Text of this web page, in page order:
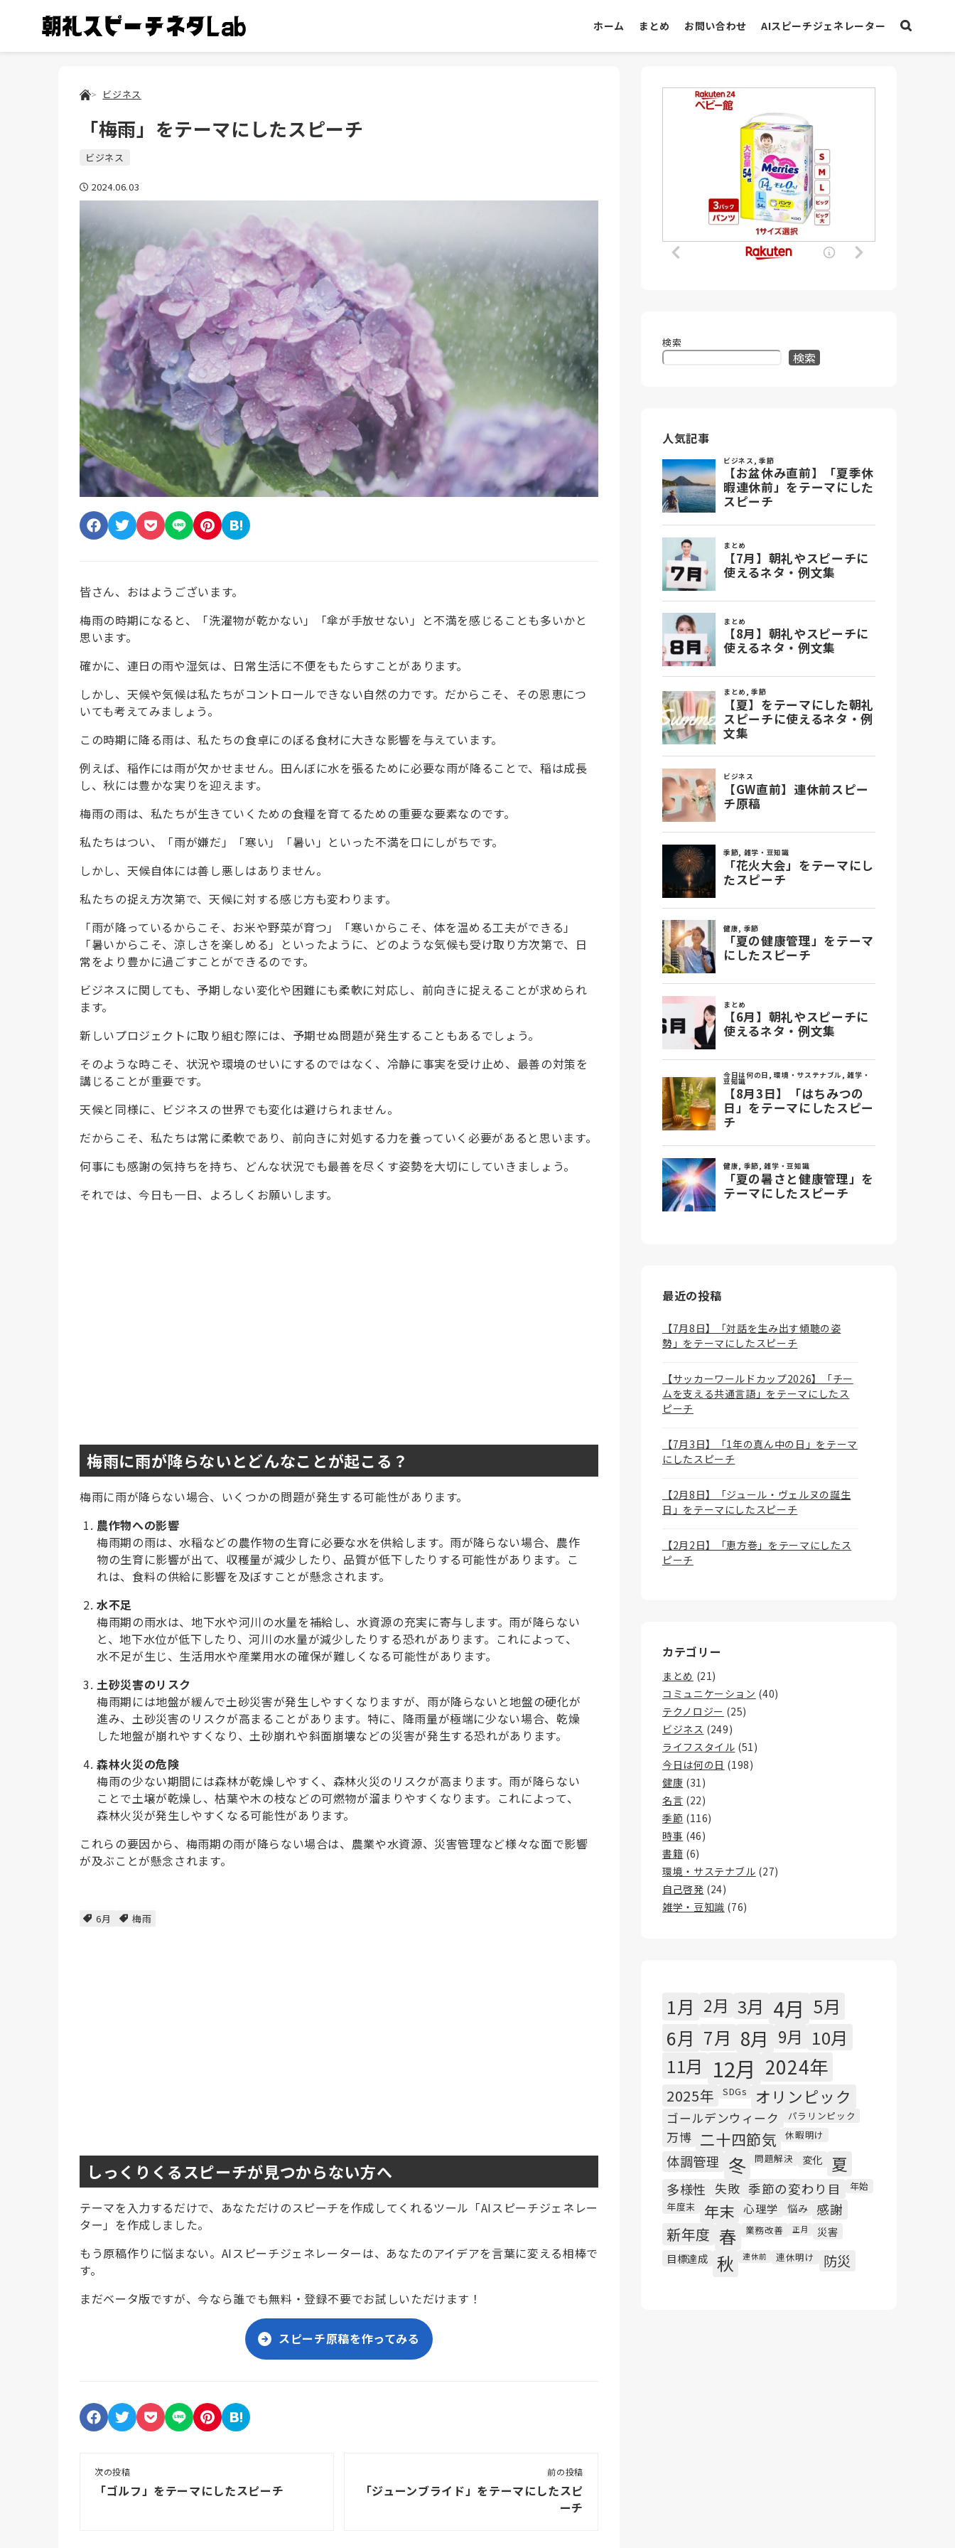
ホーム まとめ お問い合わせ AIスピーチジェネレーター
ビジネス
「梅雨」をテーマにしたスピーチ
ビジネス
2024.06.03
皆さん、おはようございます。
梅雨の時期になると、「洗濯物が乾かない」「傘が手放せない」と不満を感じることも多いかと
思います。
確かに、連日の雨や湿気は、日常生活に不便をもたらすことがあります。
しかし、天候や気候は私たちがコントロールできない自然の力です。だからこそ、その恩恵につ
いても考えてみましょう。
この時期に降る雨は、私たちの食卓にのぼる食材に大きな影響を与えています。
例えば、稲作には雨が欠かせません。田んぼに水を張るために必要な雨が降ることで、稲は成長
し、秋には豊かな実りを迎えます。
梅雨の雨は、私たちが生きていくための食糧を育てるための重要な要素なのです。
私たちはつい、「雨が嫌だ」「寒い」「暑い」といった不満を口にしがちです。
しかし、天候自体には善し悪しはありません。
私たちの捉え方次第で、天候に対する感じ方も変わります。
「雨が降っているからこそ、お米や野菜が育つ」「寒いからこそ、体を温める工夫ができる」
「暑いからこそ、涼しさを楽しめる」といったように、どのような気候も受け取り方次第で、日
常をより豊かに過ごすことができるのです。
ビジネスに関しても、予期しない変化や困難にも柔軟に対応し、前向きに捉えることが求められ
ます。
新しいプロジェクトに取り組む際には、予期せぬ問題が発生することもあるでしょう。
そのような時こそ、状況や環境のせいにするのではなく、冷静に事実を受け止め、最善の対策を
講じることが重要です。
天候と同様に、ビジネスの世界でも変化は避けられません。
だからこそ、私たちは常に柔軟であり、前向きに対処する力を養っていく必要があると思います。
何事にも感謝の気持ちを持ち、どんな状況でも最善を尽くす姿勢を大切にしていきましょう。
それでは、今日も一日、よろしくお願いします。
梅雨に雨が降らないとどんなことが起こる？
梅雨に雨が降らない場合、いくつかの問題が発生する可能性があります。
農作物への影響
梅雨期の雨は、水稲などの農作物の生育に必要な水を供給します。雨が降らない場合、農作
物の生育に影響が出て、収穫量が減少したり、品質が低下したりする可能性があります。こ
れは、食料の供給に影響を及ぼすことが懸念されます。
水不足
梅雨期の雨水は、地下水や河川の水量を補給し、水資源の充実に寄与します。雨が降らない
と、地下水位が低下したり、河川の水量が減少したりする恐れがあります。これによって、
水不足が生じ、生活用水や産業用水の確保が難しくなる可能性があります。
土砂災害のリスク
梅雨期には地盤が緩んで土砂災害が発生しやすくなりますが、雨が降らないと地盤の硬化が
進み、土砂災害のリスクが高まることがあります。特に、降雨量が極端に少ない場合、乾燥
した地盤が崩れやすくなり、土砂崩れや斜面崩壊などの災害が発生する恐れがあります。
森林火災の危険
梅雨の少ない期間には森林が乾燥しやすく、森林火災のリスクが高まります。雨が降らない
ことで土壌が乾燥し、枯葉や木の枝などの可燃物が溜まりやすくなります。これによって、
森林火災が発生しやすくなる可能性があります。
これらの要因から、梅雨期の雨が降らない場合は、農業や水資源、災害管理など様々な面で影響
が及ぶことが懸念されます。
6月 梅雨
しっくりくるスピーチが見つからない方へ
テーマを入力するだけで、あなただけのスピーチを作成してくれるツール「AIスピーチジェネレー
ター」を作成しました。
もう原稿作りに悩まない。AIスピーチジェネレーターは、あなたのアイデアを言葉に変える相棒で
す。
まだベータ版ですが、今なら誰でも無料・登録不要でお試しいただけます！
スピーチ原稿を作ってみる
次の投稿
「ゴルフ」をテーマにしたスピーチ
前の投稿
「ジューンブライド」をテーマにしたスピ
ーチ
検索
検索
人気記事
最近の投稿
【7月8日】「対話を生み出す傾聴の姿
勢」をテーマにしたスピーチ
【サッカーワールドカップ2026】「チー
ムを支える共通言語」をテーマにしたス
ピーチ
【7月3日】「1年の真ん中の日」をテーマ
にしたスピーチ
【2月8日】「ジュール・ヴェルヌの誕生
日」をテーマにしたスピーチ
【2月2日】「恵方巻」をテーマにしたス
ピーチ
カテゴリー
まとめ (21)
コミュニケーション (40)
テクノロジー (25)
ビジネス (249)
ライフスタイル (51)
今日は何の日 (198)
健康 (31)
名言 (22)
季節 (116)
時事 (46)
書籍 (6)
環境・サステナブル (27)
自己啓発 (24)
雑学・豆知識 (76)
1月 2月 3月 4月 5月
6月 7月 8月 9月 10月
11月 12月 2024年
2025年 SDGs オリンピック
ゴールデンウィーク パラリンピック
万博 二十四節気 休暇明け
体調管理 冬 問題解決 変化 夏
多様性 失敗 季節の変わり目
年始
年度末
年末 心理学 悩み 感謝
新年度 春 業務改善 正月
災害
目標達成
秋 連休前 連休明け 防災